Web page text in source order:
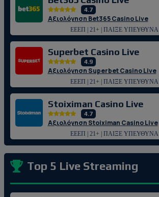
4.7
Αξιολόγηση Bet365 Casino Live
ΕΕΕΠ | 21+ | ΠΑΙΞΕ ΥΠΕΥΘΥΝΑ
Superbet Casino Live
4.9
Αξιολόγηση Superbet Casino Live
ΕΕΕΠ | 21+ | ΠΑΙΞΕ ΥΠΕΥΘΥΝΑ
Stoiximan Casino Live
4.7
Αξιολόγηση Stoiximan Casino Live
ΕΕΕΠ | 21+ | ΠΑΙΞΕ ΥΠΕΥΘΥΝΑ
Top 5 Live Streaming